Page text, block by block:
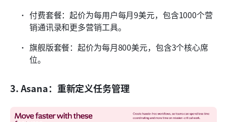
付费套餐：起价为每用户每月9美元，包含1000个营
销通讯录和更多营销工具。
旗舰版套餐：起价为每月800美元，包含3个核心席
位。
3. Asana：重新定义任务管理